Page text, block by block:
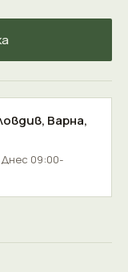
, Варна,
09:00-